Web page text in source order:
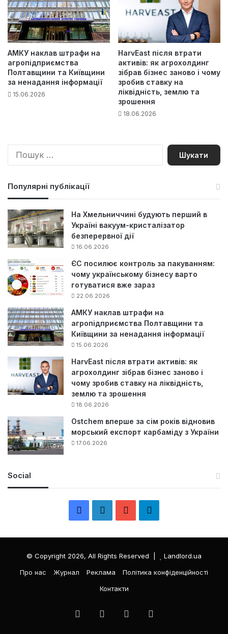
АМКУ наклав штрафи на
агропідприємства
Полтавщини та Київщини
за ненадання інформації
15.06.2026
HarvEast після втрати
активів: як агрохолдинг
зібрав бізнес заново і чому
зробив ставку на
ліквідність, землю та
зрошення
18.06.2026
П
Популярні публікації
На Хмельниччині будують перший в
Україні вакуум-кристалізатор
безперервної дії
16.06.2026
ЄС посилює контроль за пакуванням:
чому українському бізнесу варто
готуватися вже зараз
22.06.2026
АМКУ наклав штрафи на
агропідприємства Полтавщини та
Київщини за ненадання інформації
15.06.2026
HarvEast після втрати активів: як
агрохолдинг зібрав бізнес заново і
чому зробив ставку на ліквідність,
землю та зрошення
18.06.2026
Ostchem вперше за сім років відновив
морський експорт карбаміду з України
17.06.2026
Social
e
k
e
T
л
е
р
© Copyright 2026, All Rights Reserved |
Landlord.ua
Про нас
Журнал Реклама
Політика конфіденційності
Контакти
FacebookLinkedInYouTube